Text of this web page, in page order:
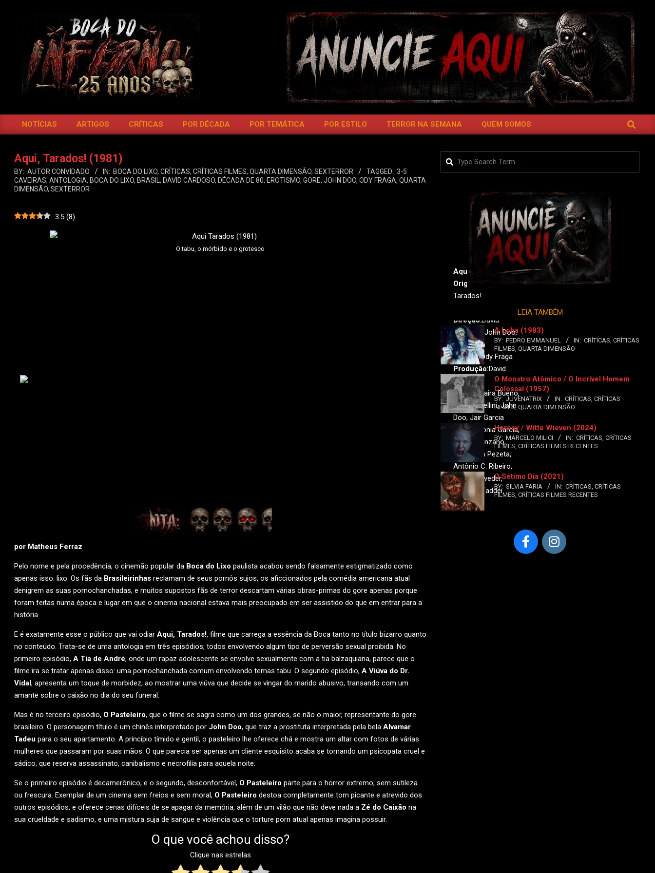
BOCA
DO
Primary
Menu
NOTÍCIAS ARTIGOS CRÍTICAS POR DÉCADA POR TEMÁTICA POR ESTILO TERROR NA SEMANA QUEM SOMOS SEARCH
Aqui, Tarados! (1981)
BY: AUTOR CONVIDADO IN: BOCA DO LIXO, CRÍTICAS, CRÍTICAS FILMES, QUARTA DIMENSÃO, SEXTERROR TAGGED: 3-5
CAVEIRAS, ANTOLOGIA, BOCA DO LIXO, BRASIL , DAVID CARDOSO, DÉCADA DE 80, EROTISMO, GORE, JOHN DOO, ODY FRAGA, QUARTA
DIMENSÃO, SEXTERROR
3.5 (8)
O tabu, o mórbido e o grotesco
Aqui, Tarados!
Original:Aqui,
Tarados!
Brasil
Direção:David
Cardoso, John Doo,
Ody Fraga
Roteiro:Ody Fraga
Produção:David
Cardoso
Elenco:Zaira Bueno,
Luiz Castellini, John
Doo, Jair Garcia
Duarte, Sonia Garcia,
Milton Manzano,
Jefferson Pezeta,
Antônio C. Ribeiro,
Arthur Roveder,
Alvamar Taddei
por Matheus Ferraz
Pelo nome e pela procedência, o cinemão popular da Boca do Lixo paulista acabou sendo falsamente estigmatizado como
apenas isso: lixo. Os fãs da Brasileirinhas reclamam de seus pornôs sujos, os aficcionados pela comédia americana atual
denigrem as suas pornochanchadas, e muitos supostos fãs de terror descartam várias obras-primas do gore apenas porque
foram feitas numa época e lugar em que o cinema nacional estava mais preocupado em ser assistido do que em entrar para a
história.
E é exatamente esse o público que vai odiar Aqui, Tarados!, filme que carrega a essência da Boca tanto no título bizarro quanto
no conteúdo. Trata-se de uma antologia em três episódios, todos envolvendo algum tipo de perversão sexual proibida. No
primeiro episódio, A Tia de André, onde um rapaz adolescente se envolve sexualmente com a tia balzaquiana, parece que o
filme ira se tratar apenas disso: uma pornochanchada comum envolvendo temas tabu. O segundo episódio, A Viúva do Dr.
Vidal , apresenta um toque de morbidez, ao mostrar uma viúva que decide se vingar do marido abusivo, transando com um
amante sobre o caixão no dia do seu funeral.
Mas é no terceiro episódio, O Pasteleiro, que o filme se sagra como um dos grandes, se não o maior, representante do gore
brasileiro. O personagem título é um chinês interpretado por John Doo, que traz a prostituta interpretada pela bela Alvamar
Tadeu para o seu apartamento. A princípio tímido e gentil, o pasteleiro lhe oferece chá e mostra um altar com fotos de várias
mulheres que passaram por suas mãos. O que parecia ser apenas um cliente esquisito acaba se tornando um psicopata cruel e
sádico, que reserva assassinato, canibalismo e necrofilia para aquela noite.
Se o primeiro episódio é decamerônico, e o segundo, desconfortável, O Pasteleiro parte para o horror extremo, sem sutileza
ou frescura. Exemplar de um cinema sem freios e sem moral, O Pasteleiro destoa completamente tom picante e atrevido dos
outros episódios, e oferece cenas difíceis de se apagar da memória, além de um vilão que não deve nada a Zé do Caixão na
sua crueldade e sadismo, e uma mistura suja de sangue e violência que o torture porn atual apenas imagina possuir.
O que você achou disso?
Clique nas estrelas
Search
LEIA TAMBÉM
A Loba (1983)
BY: PEDRO EMMANUEL IN: CRÍTICAS, CRÍTICAS
FILMES, QUARTA DIMENSÃO
O Monstro Atômico / O Incrível Homem
Colossal (1957)
BY: JUVENATRIX IN: CRÍTICAS, CRÍTICAS
FILMES, QUARTA DIMENSÃO
Heresy / Witte Wieven (2024)
BY: MARCELO MILICI IN: CRÍTICAS, CRÍTICAS
FILMES, CRÍTICAS FILMES RECENTES
O Sétimo Dia (2021)
BY: SILVIA FARIA IN: CRÍTICAS, CRÍTICAS
FILMES, CRÍTICAS FILMES RECENTES